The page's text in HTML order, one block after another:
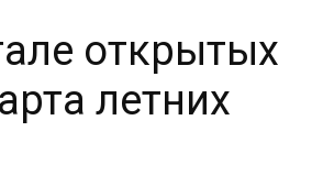
открытых
летних